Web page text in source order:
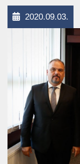
2020.09.03.